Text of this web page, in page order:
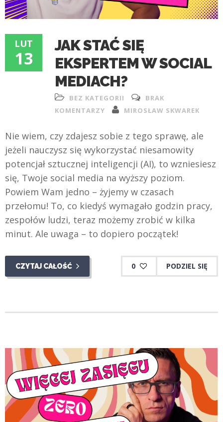
LUT
13
JAK STAĆ SIĘ
EKSPERTEM W SOCIAL
MEDIACH?
BEZ KATEGORII
BRAK
KOMENTARZY
MIROSŁAW SKWAREK
Nie wiem, czy zdajesz sobie z tego sprawę, ale
jeżeli nauczysz się wykorzystać niesamowity
potencjał sztucznej inteligencji (AI), to wzniesiesz
się, Twoje social media na wyższy poziom.
Powiem Wam jedno – żyjemy w czasach
przełomu! To, co kiedyś wymagało godzin pracy,
zespołów ludzi, teraz możemy zrobić w kilka
minut. Ale uwaga – to dopiero początek!
CZYTAJ CAŁOŚĆ 0 PODZIEL SIĘ